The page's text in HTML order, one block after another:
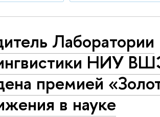
Лаборатории
НИУ
премией
в науке